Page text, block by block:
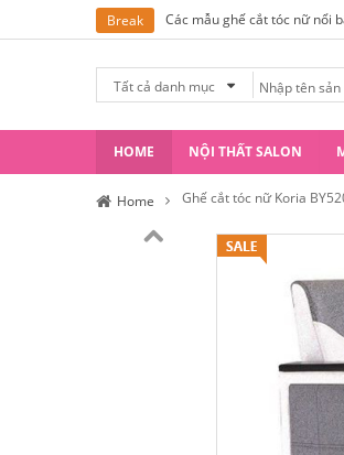
Break Các mẫu ghế cắt tóc nữ nổi
Tất cả danh mục
HOME NỘI THẤT SALON
Home Ghế cắt tóc nữ Koria